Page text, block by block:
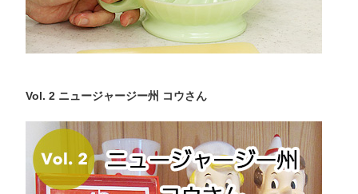
Vol. 2 ニュージャージー州 コウさん